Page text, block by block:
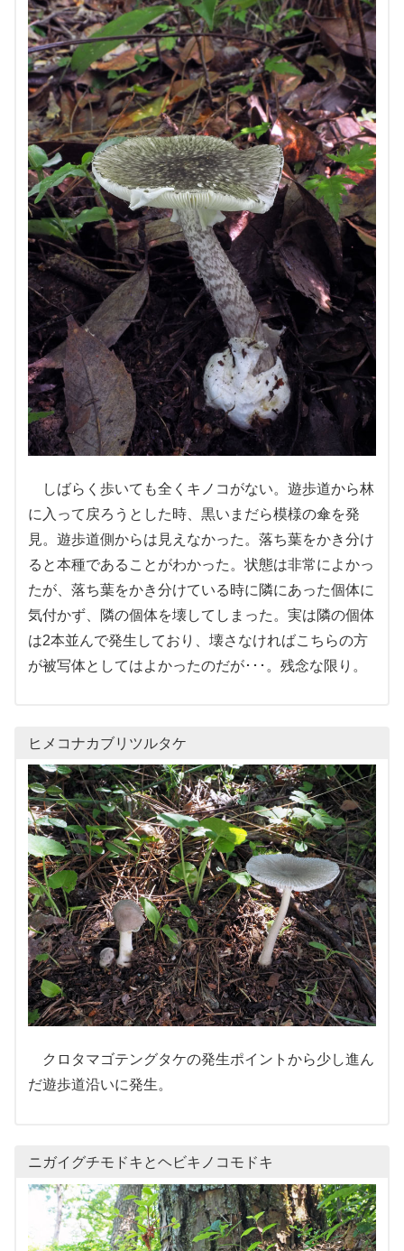
しばらく歩いても全くキノコがない。遊歩道から林
に入って戻ろうとした時、黒いまだら模様の傘を発
見。遊歩道側からは見えなかった。落ち葉をかき分け
ると本種であることがわかった。状態は非常によかっ
たが、落ち葉をかき分けている時に隣にあった個体に
気付かず、隣の個体を壊してしまった。実は隣の個体
は2本並んで発生しており、壊さなければこちらの方
が被写体としてはよかったのだが･･･。残念な限り。
ヒメコナカブリツルタケ
クロタマゴテングタケの発生ポイントから少し進ん
だ遊歩道沿いに発生。
ニガイグチモドキとヘビキノコモドキ